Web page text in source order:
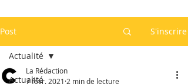
Post S'inscrire
Actualité
Actualité
La Rédaction
7 févr. 2021 2 min de lecture